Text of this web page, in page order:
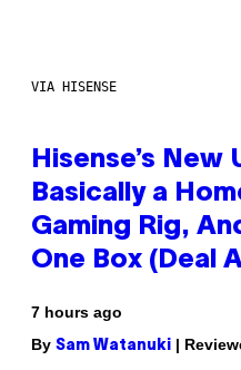
VIA HISENSE
Hisense’s New
Basically a
Gaming Rig,
One Box (Deal
7 hours ago
By Sam Watanuki |